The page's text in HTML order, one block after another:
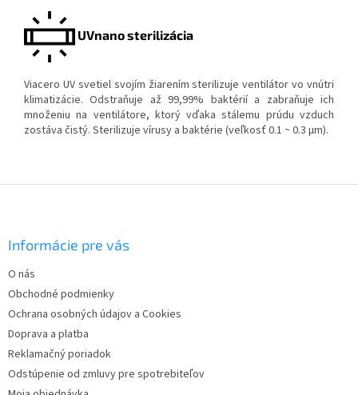
UVnano sterilizácia
Viacero UV svetiel svojím žiarením sterilizuje ventilátor vo vnútri
klimatizácie. Odstraňuje až 99,99% baktérií a zabraňuje ich
množeniu na ventilátore, ktorý vďaka stálemu prúdu vzduch
zostáva čistý. Sterilizuje vírusy a baktérie (veľkosť 0.1 ~ 0.3 μm).
Informácie pre vás
O nás
Obchodné podmienky
Ochrana osobných údajov a Cookies
Doprava a platba
Reklamačný poriadok
Odstúpenie od zmluvy pre spotrebiteľov